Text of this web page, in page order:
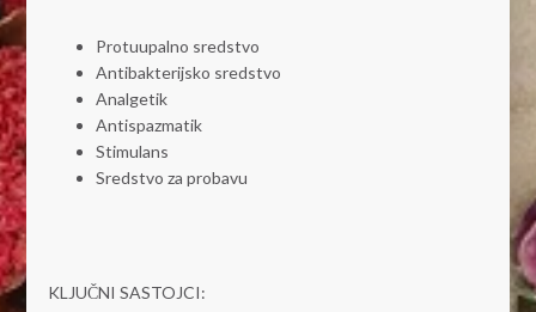
Protuupalno sredstvo
Antibakterijsko sredstvo
Analgetik
Antispazmatik
Stimulans
Sredstvo za probavu
KLJUČNI SASTOJCI: